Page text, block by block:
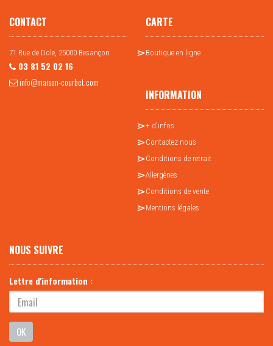
CONTACT
71 Rue de Dole, 25000 Besançon
03 81 52 02 16
info@maison-courbet.com
CARTE
Boutique en ligne
INFORMATION
+ d'infos
Contactez nous
Conditions de retrait
Allergènes
Conditions de vente
Mentions légales
NOUS SUIVRE
Lettre d'information :
OK